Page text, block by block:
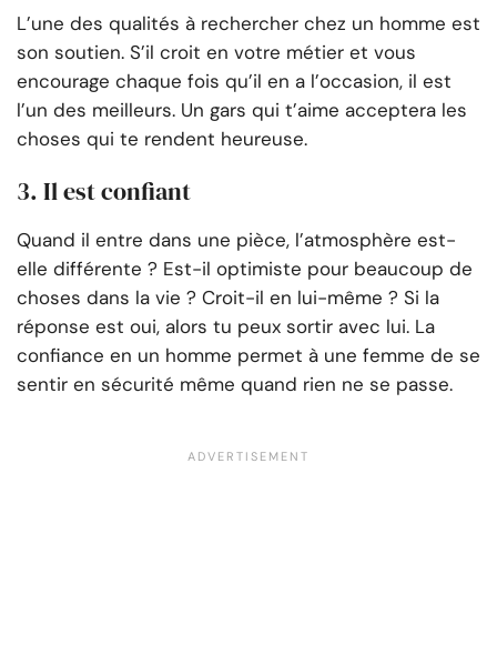
L’une des qualités à rechercher chez un homme est
son soutien. S’il croit en votre métier et vous
encourage chaque fois qu’il en a l’occasion, il est
l’un des meilleurs. Un gars qui t’aime acceptera les
choses qui te rendent heureuse.
3. Il est confiant
Quand il entre dans une pièce, l’atmosphère est-
elle différente ? Est-il optimiste pour beaucoup de
choses dans la vie ? Croit-il en lui-même ? Si la
réponse est oui, alors tu peux sortir avec lui. La
confiance en un homme permet à une femme de se
sentir en sécurité même quand rien ne se passe.